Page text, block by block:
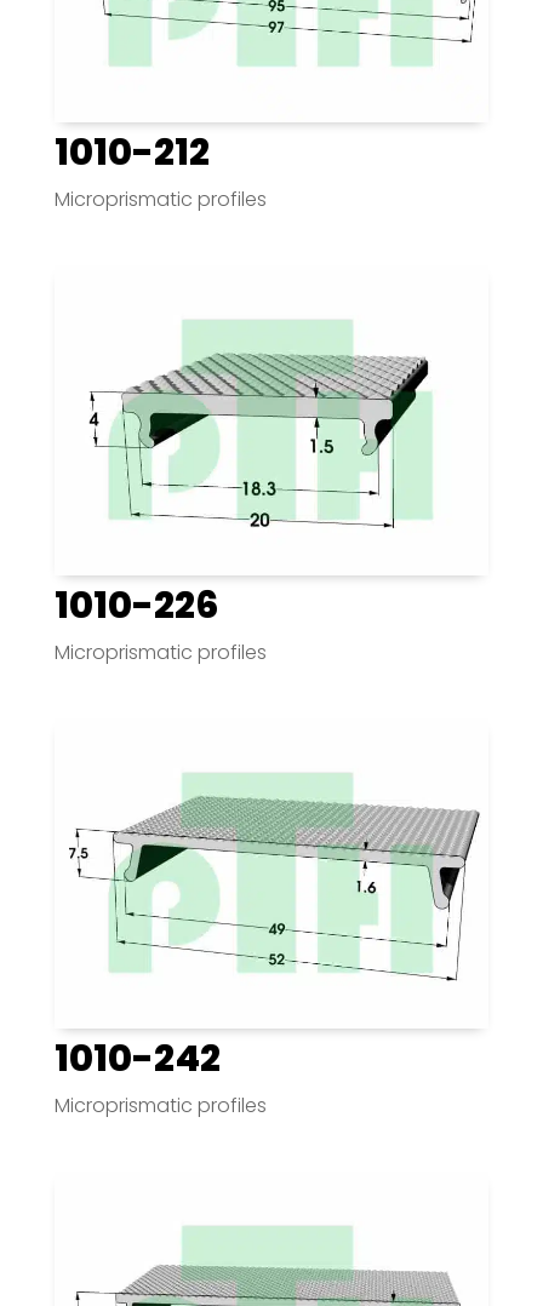
1010-212
Microprismatic profiles
1010-226
Microprismatic profiles
1010-242
Microprismatic profiles